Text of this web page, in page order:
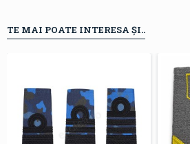
TE MAI POATE INTERESA ȘI..